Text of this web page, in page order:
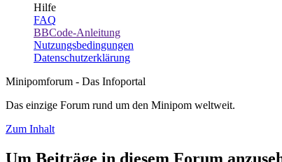
Hilfe
FAQ
BBCode-Anleitung
Nutzungsbedingungen
Datenschutzerklärung
Minipomforum - Das Infoportal
Das einzige Forum rund um den Minipom weltweit.
Zum Inhalt
Um Beiträge in diesem Forum